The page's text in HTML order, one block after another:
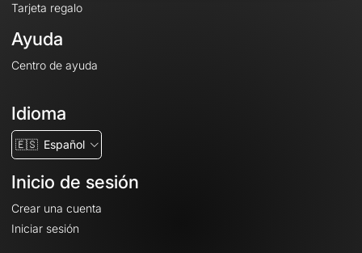
Tarjeta regalo
Ayuda
Centro de ayuda
Idioma
🇪🇸 Español
Inicio de sesión
Crear una cuenta
Iniciar sesión